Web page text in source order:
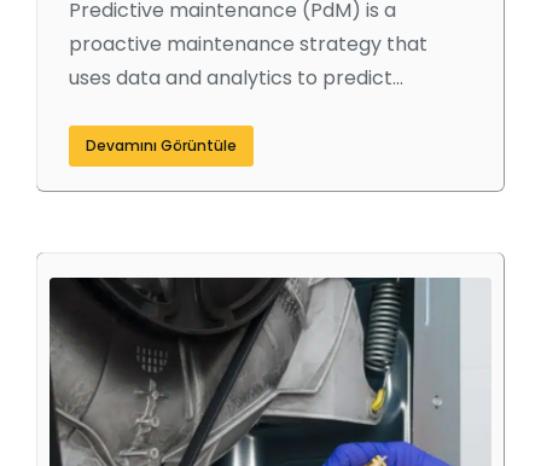
Predictive maintenance (PdM) is a
proactive maintenance strategy that
uses data and analytics to predict…
Devamını Görüntüle